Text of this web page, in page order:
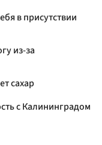
в присутствии
из-за
сахар
с Калининградом